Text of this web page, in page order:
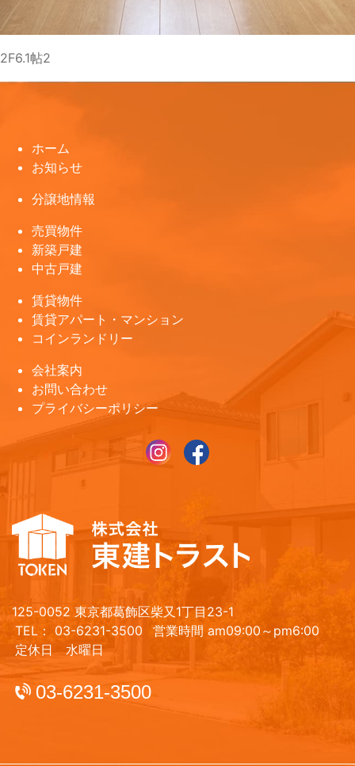
2F6.1帖2
ホーム
お知らせ
分譲地情報
売買物件
新築戸建
中古戸建
賃貸物件
賃貸アパート・マンション
コインランドリー
会社案内
お問い合わせ
プライバシーポリシー
125-0052 東京都葛飾区柴又1丁目23-1
TEL： 03-6231-3500
営業時間 am09:00～pm6:00
定休日 水曜日
03-6231-3500